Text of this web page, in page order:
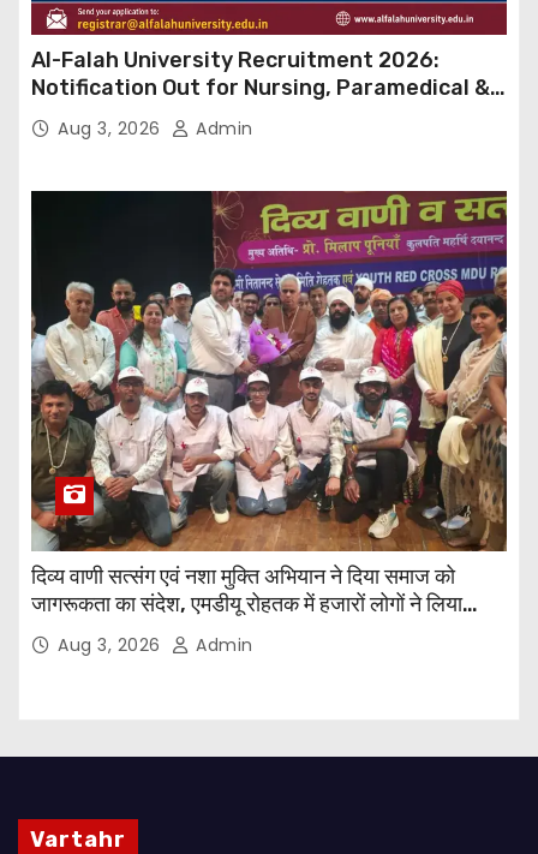
Al-Falah University Recruitment 2026:
Notification Out for Nursing, Paramedical &
Supporting Staff Posts, Apply Through Email
Aug 3, 2026 Admin
दिव्य वाणी सत्संग एवं नशा मुक्ति अभियान ने दिया समाज को
जागरूकता का संदेश, एमडीयू रोहतक में हजारों लोगों ने लिया
संकल्पAug 3, 2026 Admin
Vartahr